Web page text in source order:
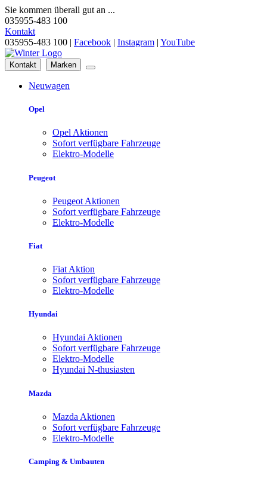
Sie kommen überall gut an ...
035955-483 100
Kontakt
035955-483 100 | Facebook | Instagram | YouTube
Kontakt Marken
Neuwagen
Opel
Opel Aktionen
Sofort verfügbare Fahrzeuge
Elektro-Modelle
Peugeot
Peugeot Aktionen
Sofort verfügbare Fahrzeuge
Elektro-Modelle
Fiat
Fiat Aktion
Sofort verfügbare Fahrzeuge
Elektro-Modelle
Hyundai
Hyundai Aktionen
Sofort verfügbare Fahrzeuge
Elektro-Modelle
Hyundai N-thusiasten
Mazda
Mazda Aktionen
Sofort verfügbare Fahrzeuge
Elektro-Modelle
Camping & Umbauten